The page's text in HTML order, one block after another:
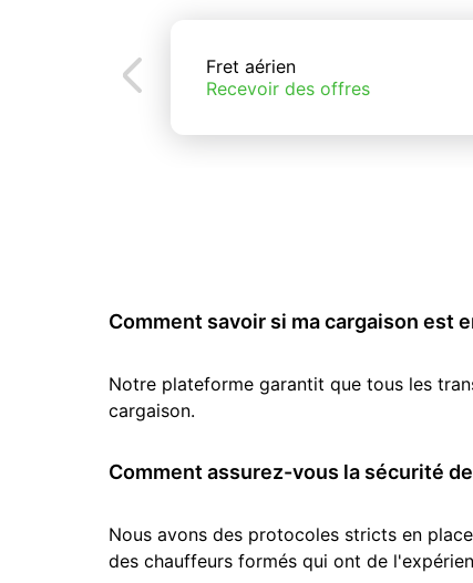
Fret aérien
Recevoir des offres
Comment savoir si ma cargaison est
Notre plateforme garantit que tous les
cargaison.
Comment assurez-vous la sécurité
Nous avons des protocoles stricts en
des chauffeurs formés qui ont de